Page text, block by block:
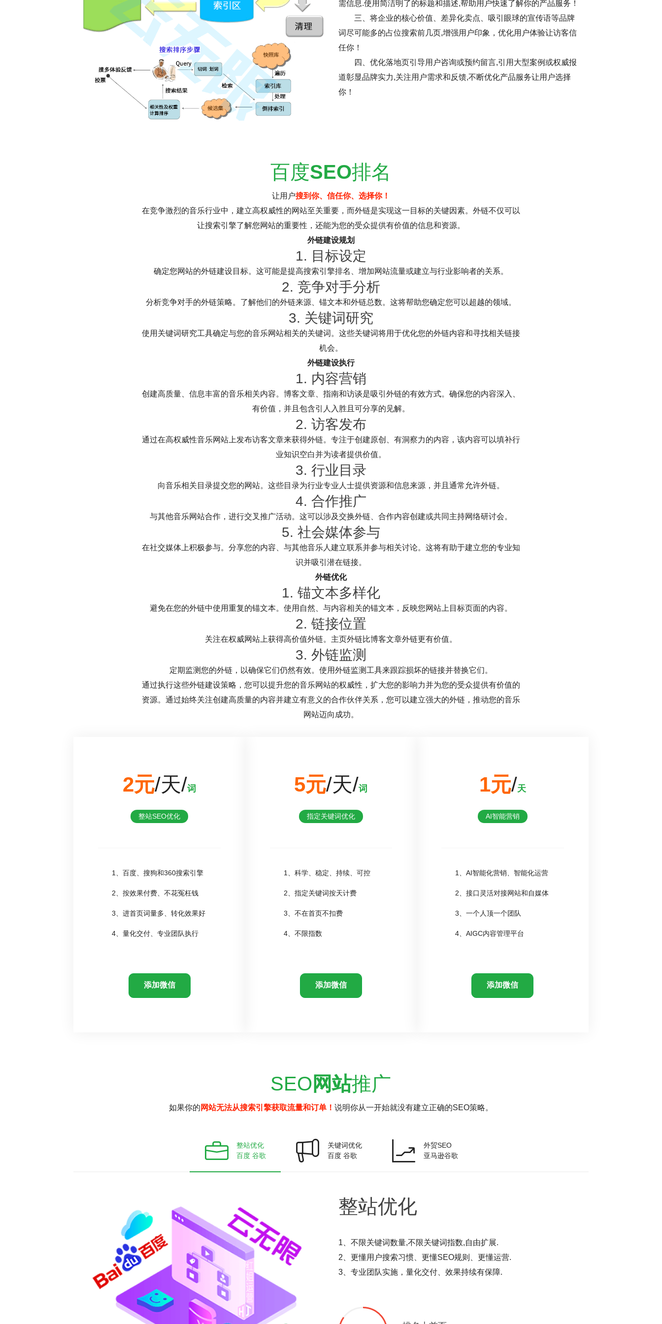
需信息.使用简洁明了的标题和描述,帮助用户快速了解你的产品服务！
三、将企业的核心价值、差异化卖点、吸引眼球的宣传语等品牌
词尽可能多的占位搜索前几页,增强用户印象，优化用户体验让访客信
任你！
四、优化落地页引导用户咨询或预约留言,引用大型案例或权威报
道彰显品牌实力,关注用户需求和反馈,不断优化产品服务让用户选择
你！
百度SEO排名
让用户搜到你、信任你、选择你！
在竞争激烈的音乐行业中，建立高权威性的网站至关重要，而外链是实现这一目标的关键因素。外链不仅可以
让搜索引擎了解您网站的重要性，还能为您的受众提供有价值的信息和资源。
外链建设规划
1. 目标设定
确定您网站的外链建设目标。这可能是提高搜索引擎排名、增加网站流量或建立与行业影响者的关系。
2. 竞争对手分析
分析竞争对手的外链策略。了解他们的外链来源、锚文本和外链总数。这将帮助您确定您可以超越的领域。
3. 关键词研究
使用关键词研究工具确定与您的音乐网站相关的关键词。这些关键词将用于优化您的外链内容和寻找相关链接
机会。
外链建设执行
1. 内容营销
创建高质量、信息丰富的音乐相关内容。博客文章、指南和访谈是吸引外链的有效方式。确保您的内容深入、
有价值，并且包含引人入胜且可分享的见解。
2. 访客发布
通过在高权威性音乐网站上发布访客文章来获得外链。专注于创建原创、有洞察力的内容，该内容可以填补行
业知识空白并为读者提供价值。
3. 行业目录
向音乐相关目录提交您的网站。这些目录为行业专业人士提供资源和信息来源，并且通常允许外链。
4. 合作推广
与其他音乐网站合作，进行交叉推广活动。这可以涉及交换外链、合作内容创建或共同主持网络研讨会。
5. 社会媒体参与
在社交媒体上积极参与。分享您的内容、与其他音乐人建立联系并参与相关讨论。这将有助于建立您的专业知
识并吸引潜在链接。
外链优化
1. 锚文本多样化
避免在您的外链中使用重复的锚文本。使用自然、与内容相关的锚文本，反映您网站上目标页面的内容。
2. 链接位置
关注在权威网站上获得高价值外链。主页外链比博客文章外链更有价值。
3. 外链监测
定期监测您的外链，以确保它们仍然有效。使用外链监测工具来跟踪损坏的链接并替换它们。
通过执行这些外链建设策略，您可以提升您的音乐网站的权威性，扩大您的影响力并为您的受众提供有价值的
资源。通过始终关注创建高质量的内容并建立有意义的合作伙伴关系，您可以建立强大的外链，推动您的音乐
网站迈向成功。
2元/天/词
整站SEO优化
1、百度、搜狗和360搜索引擎
2、按效果付费、不花冤枉钱
3、进首页词量多、转化效果好
4、量化交付、专业团队执行
添加微信
5元/天/词
指定关键词优化
1、科学、稳定、持续、可控
2、指定关键词按天计费
3、不在首页不扣费
4、不限指数
添加微信
1元/天
AI智能营销
1、AI智能化营销、智能化运营
2、接口灵活对接网站和自媒体
3、一个人顶一个团队
4、AIGC内容管理平台
添加微信
SEO 网站推广
如果你的 网站无法从搜索引擎获取流量和订单！ 说明你从一开始就没有建立正确的SEO策略。
整站优化
百度 谷歌
关键词优化
百度 谷歌
外贸SEO
亚马逊谷歌
整站优化
1、不限关键词数量,不限关键词指数,自由扩展.
2、更懂用户搜索习惯、更懂SEO规则、更懂运营.
3、专业团队实施，量化交付、效果持续有保障.